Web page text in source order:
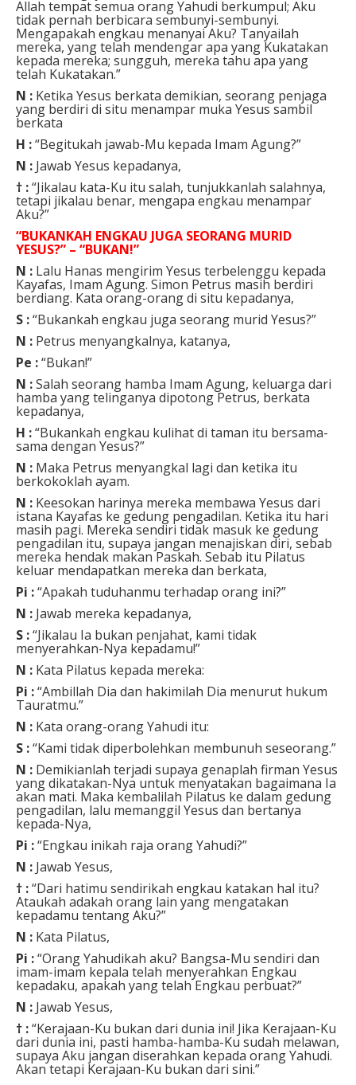
Allah tempat semua orang Yahudi berkumpul; Aku
tidak pernah berbicara sembunyi-sembunyi.
Mengapakah engkau menanyai Aku? Tanyailah
mereka, yang telah mendengar apa yang Kukatakan
kepada mereka; sungguh, mereka tahu apa yang
telah Kukatakan.”
N : Ketika Yesus berkata demikian, seorang penjaga
yang berdiri di situ menampar muka Yesus sambil
berkata
H :“Begitukah jawab-Mu kepada Imam Agung?”
N : Jawab Yesus kepadanya,
† :“Jikalau kata-Ku itu salah, tunjukkanlah salahnya,
tetapi jikalau benar, mengapa engkau menampar
Aku?”
“BUKANKAH ENGKAU JUGA SEORANG MURID
YESUS?” – “BUKAN!”
N : Lalu Hanas mengirim Yesus terbelenggu kepada
Kayafas, Imam Agung. Simon Petrus masih berdiri
berdiang. Kata orang-orang di situ kepadanya,
S :“Bukankah engkau juga seorang murid Yesus?”
N : Petrus menyangkalnya, katanya,
Pe :“Bukan!”
N :Salah seorang hamba Imam Agung, keluarga dari
hamba yang telinganya dipotong Petrus, berkata
kepadanya,
H :“Bukankah engkau kulihat di taman itu bersama-
sama dengan Yesus?”
N : Maka Petrus menyangkal lagi dan ketika itu
berkokoklah ayam.
N : Keesokan harinya mereka membawa Yesus dari
istana Kayafas ke gedung pengadilan. Ketika itu hari
masih pagi. Mereka sendiri tidak masuk ke gedung
pengadilan itu, supaya jangan menajiskan diri, sebab
mereka hendak makan Paskah. Sebab itu Pilatus
keluar mendapatkan mereka dan berkata,
Pi :“Apakah tuduhanmu terhadap orang ini?”
N : Jawab mereka kepadanya,
S :“Jikalau Ia bukan penjahat, kami tidak
menyerahkan-Nya kepadamu!”
N : Kata Pilatus kepada mereka:
Pi :“Ambillah Dia dan hakimilah Dia menurut hukum
Tauratmu.”
N : Kata orang-orang Yahudi itu:
S :“Kami tidak diperbolehkan membunuh seseorang.”
N : Demikianlah terjadi supaya genaplah firman Yesus
yang dikatakan-Nya untuk menyatakan bagaimana Ia
akan mati. Maka kembalilah Pilatus ke dalam gedung
pengadilan, lalu memanggil Yesus dan bertanya
kepada-Nya,
Pi :“Engkau inikah raja orang Yahudi?”
N : Jawab Yesus,
† :“Dari hatimu sendirikah engkau katakan hal itu?
Ataukah adakah orang lain yang mengatakan
kepadamu tentang Aku?”
N : Kata Pilatus,
Pi :“Orang Yahudikah aku? Bangsa-Mu sendiri dan
imam-imam kepala telah menyerahkan Engkau
kepadaku, apakah yang telah Engkau perbuat?”
N : Jawab Yesus,
† :“Kerajaan-Ku bukan dari dunia ini! Jika Kerajaan-Ku
dari dunia ini, pasti hamba-hamba-Ku sudah melawan,
supaya Aku jangan diserahkan kepada orang Yahudi.
Akan tetapi Kerajaan-Ku bukan dari sini.”